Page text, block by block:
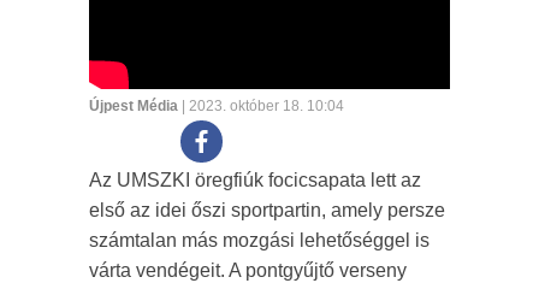
Újpest Média | 2023. október 18. 10:04
Az UMSZKI öregfiúk focicsapata lett az
első az idei őszi sportpartin, amely persze
számtalan más mozgási lehetőséggel is
várta vendégeit. A pontgyűjtő verseny